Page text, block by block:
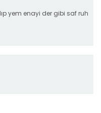
yem enayi der gibi saf ruh